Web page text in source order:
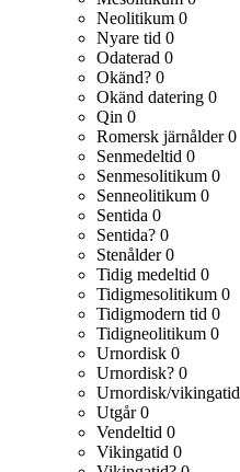
Neolitikum 0
Nyare tid 0
Odaterad 0
Okänd? 0
Okänd datering 0
Qin 0
Romersk järnålder 0
Senmedeltid 0
Senmesolitikum 0
Senneolitikum 0
Sentida 0
Sentida? 0
Stenålder 0
Tidig medeltid 0
Tidigmesolitikum 0
Tidigmodern tid 0
Tidigneolitikum 0
Urnordisk 0
Urnordisk? 0
Urnordisk/vikingatid
Utgår 0
Vendeltid 0
Vikingatid 0